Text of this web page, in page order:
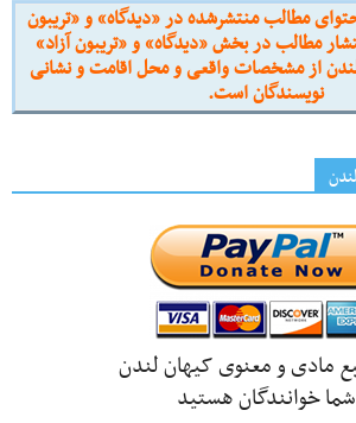
مطالب منتشرشده در «دیدگاه» و «تریبون
مطالب در بخش «دیدگاه» و «تریبون آزاد»
از مشخصات واقعی و محل اقامت و نشانی
نویسندگان است.
مادی و معنوی کیهان لندن
شما خوانندگان هستید